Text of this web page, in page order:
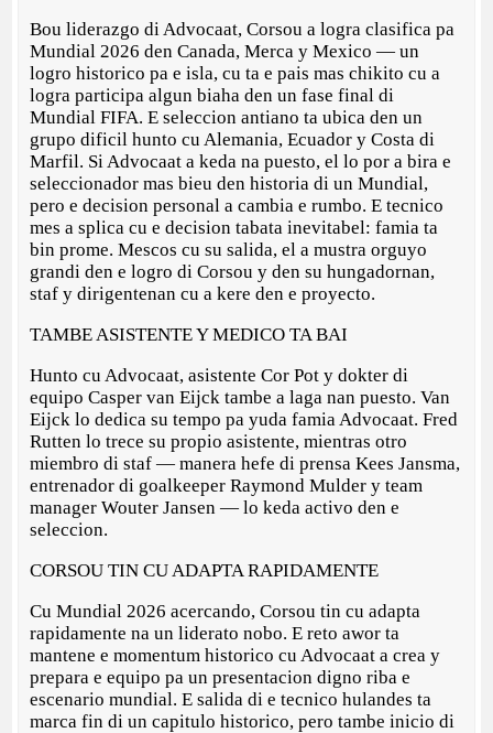
Bou liderazgo di Advocaat, Corsou a logra clasifica pa
Mundial 2026 den Canada, Merca y Mexico — un
logro historico pa e isla, cu ta e pais mas chikito cu a
logra participa algun biaha den un fase final di
Mundial FIFA. E seleccion antiano ta ubica den un
grupo dificil hunto cu Alemania, Ecuador y Costa di
Marfil. Si Advocaat a keda na puesto, el lo por a bira e
seleccionador mas bieu den historia di un Mundial,
pero e decision personal a cambia e rumbo. E tecnico
mes a splica cu e decision tabata inevitabel: famia ta
bin prome. Mescos cu su salida, el a mustra orguyo
grandi den e logro di Corsou y den su hungadornan,
staf y dirigentenan cu a kere den e proyecto.
TAMBE ASISTENTE Y MEDICO TA BAI
Hunto cu Advocaat, asistente Cor Pot y dokter di
equipo Casper van Eijck tambe a laga nan puesto. Van
Eijck lo dedica su tempo pa yuda famia Advocaat. Fred
Rutten lo trece su propio asistente, mientras otro
miembro di staf — manera hefe di prensa Kees Jansma,
entrenador di goalkeeper Raymond Mulder y team
manager Wouter Jansen — lo keda activo den e
seleccion.
CORSOU TIN CU ADAPTA RAPIDAMENTE
Cu Mundial 2026 acercando, Corsou tin cu adapta
rapidamente na un liderato nobo. E reto awor ta
mantene e momentum historico cu Advocaat a crea y
prepara e equipo pa un presentacion digno riba e
escenario mundial. E salida di e tecnico hulandes ta
marca fin di un capitulo historico, pero tambe inicio di